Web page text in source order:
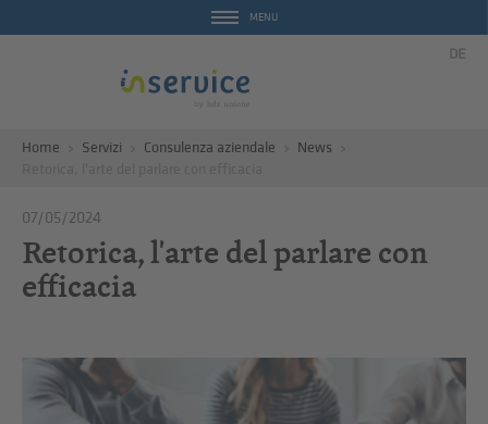
MENU
DE
Home Servizi Consulenza aziendale
News
07/05/2024
Retorica, l'arte del parlare con
efficacia